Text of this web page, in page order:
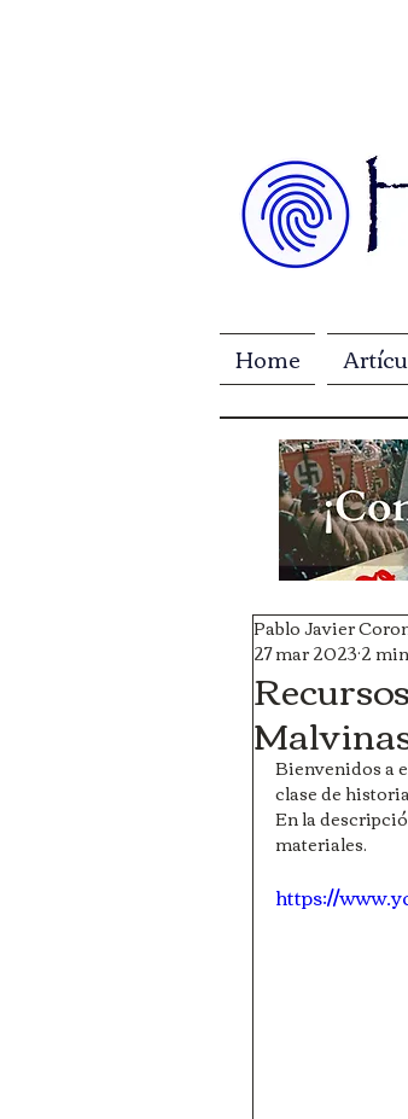
Home
Pablo Javier
27 mar 20232
Bienvenidos a
clase de
En la
materiales.
https://